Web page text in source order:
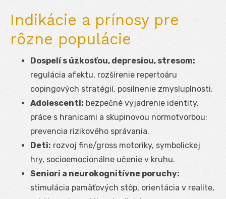
Indikácie a prínosy pre
rôzne populácie
Dospelí s úzkosťou, depresiou, stresom:
regulácia afektu, rozšírenie repertoáru
copingových stratégií, posilnenie zmysluplnosti.
Adolescenti: bezpečné vyjadrenie identity,
práce s hranicami a skupinovou normotvorbou;
prevencia rizikového správania.
Deti: rozvoj fine/gross motoriky, symbolickej
hry, socioemocionálne učenie v kruhu.
Seniori a neurokognitívne poruchy:
stimulácia pamäťových stôp, orientácia v realite,